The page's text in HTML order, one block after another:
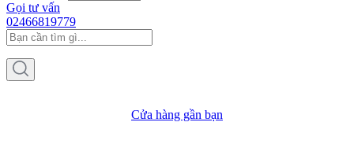
Gọi tư vấn
02466819779
Cửa hàng gần bạn